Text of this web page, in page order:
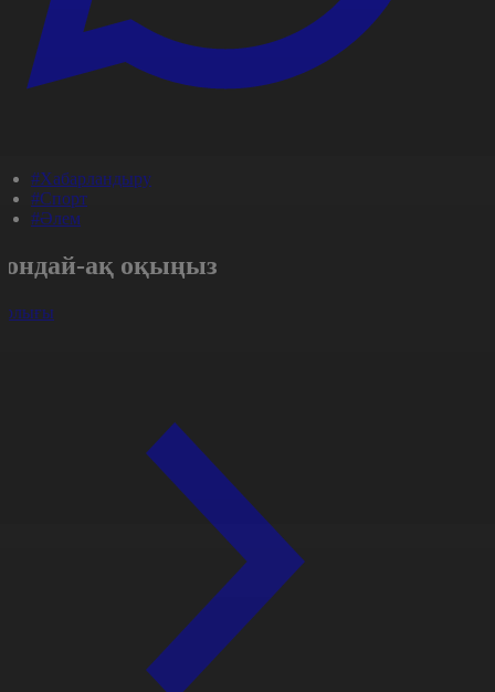
#Хабарландыру
#Спорт
#Әлем
ақ оқыңыз